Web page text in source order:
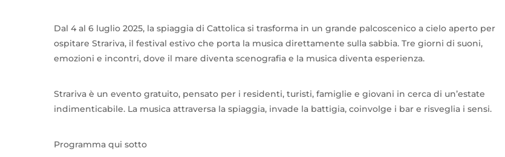
Dal 4 al 6 luglio 2025, la spiaggia di Cattolica si trasforma in un grande palcoscenico a cielo aperto per
ospitare Strariva, il festival estivo che porta la musica direttamente sulla sabbia. Tre giorni di suoni,
emozioni e incontri, dove il mare diventa scenografia e la musica diventa esperienza.
Strariva è un evento gratuito, pensato per i residenti, turisti, famiglie e giovani in cerca di un’estate
indimenticabile. La musica attraversa la spiaggia, invade la battigia, coinvolge i bar e risveglia i sensi.
Programma qui sotto